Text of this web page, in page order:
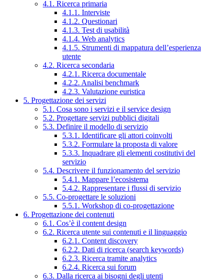
4.1. Ricerca primaria
4.1.1. Interviste
4.1.2. Questionari
4.1.3. Test di usabilità
4.1.4. Web analytics
4.1.5. Strumenti di mappatura dell’esperienza
utente
4.2. Ricerca secondaria
4.2.1. Ricerca documentale
4.2.2. Analisi benchmark
4.2.3. Valutazione euristica
5. Progettazione dei servizi
5.1. Cosa sono i servizi e il service design
5.2. Progettare servizi pubblici digitali
5.3. Definire il modello di servizio
5.3.1. Identificare gli attori coinvolti
5.3.2. Formulare la proposta di valore
5.3.3. Inquadrare gli elementi costitutivi del
servizio
5.4. Descrivere il funzionamento del servizio
5.4.1. Mappare l’ecosistema
5.4.2. Rappresentare i flussi di servizio
5.5. Co-progettare le soluzioni
5.5.1. Workshop di co-progettazione
6. Progettazione dei contenuti
6.1. Cos’è il content design
6.2. Ricerca utente sui contenuti e il linguaggio
6.2.1. Content discovery
6.2.2. Dati di ricerca (search keywords)
6.2.3. Ricerca tramite analytics
6.2.4. Ricerca sui forum
6.3. Dalla ricerca ai bisogni degli utenti